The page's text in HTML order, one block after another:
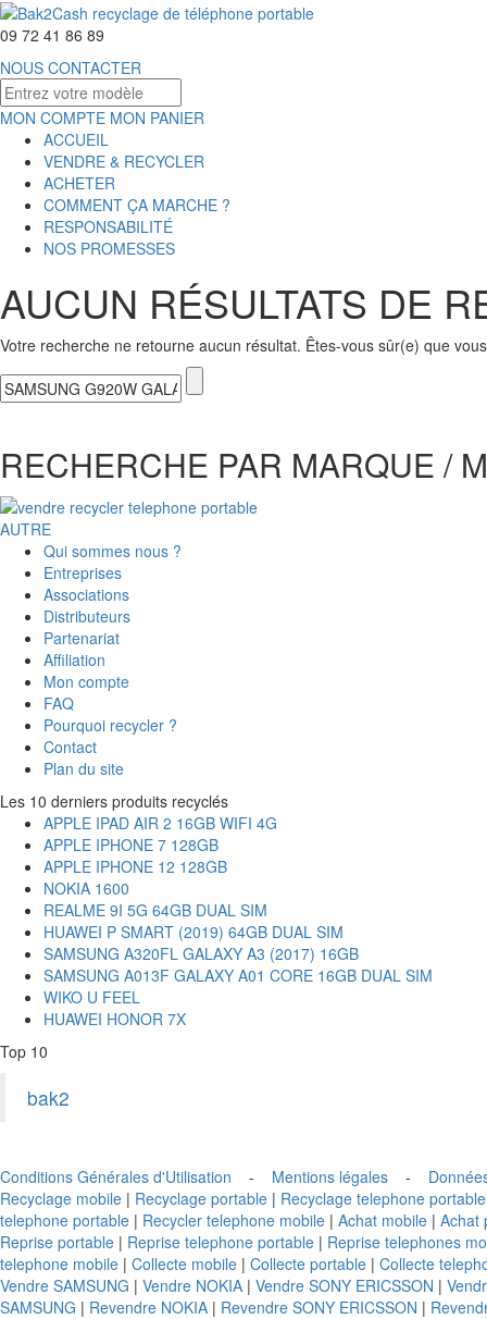
09 72 41 86 89
NOUS CONTACTER
MON COMPTE MON PANIER
ACCUEIL
VENDRE & RECYCLER
ACHETER
COMMENT ÇA MARCHE ?
RESPONSABILITÉ
NOS PROMESSES
AUCUN RÉSULTATS DE
Votre recherche ne retourne aucun résultat. Êtes-vous sûr(e) que
RECHERCHE PAR MARQUE /
AUTRE
Qui sommes nous ?
Entreprises
Associations
Distributeurs
Partenariat
Affiliation
Mon compte
FAQ
Pourquoi recycler ?
Contact
Plan du site
Les 10 derniers produits recyclés
APPLE IPAD AIR 2 16GB WIFI 4G
APPLE IPHONE 7 128GB
APPLE IPHONE 12 128GB
NOKIA 1600
REALME 9I 5G 64GB DUAL SIM
HUAWEI P SMART (2019) 64GB DUAL SIM
SAMSUNG A320FL GALAXY A3 (2017) 16GB
SAMSUNG A013F GALAXY A01 CORE 16GB DUAL SIM
WIKO U FEEL
HUAWEI HONOR 7X
Top 10
bak2
Conditions Générales d'Utilisation - Mentions légales -
Recyclage mobile | Recyclage portable | Recyclage telephone portable
telephone portable | Recycler telephone mobile | Achat mobile | Achat
Reprise portable | Reprise telephone portable | Reprise telephones
telephone mobile | Collecte mobile | Collecte portable | Collecte
Vendre SAMSUNG | Vendre NOKIA | Vendre SONY ERICSSON |
SAMSUNG | Revendre NOKIA | Revendre SONY ERICSSON |